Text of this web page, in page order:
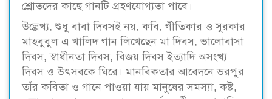
শ্রোতদের কাছে গানটি গ্রহণযোগ্যতা পাবে।
উল্লেখ্য, শুধু বাবা দিবসই নয়, কবি, গীতিকার ও সুরকার
মাহবুবুল এ খালিদ গান লিখেছেন মা দিবস, ভালোবাসা
দিবস, স্বাধীনতা দিবস, বিজয় দিবস ইত‌্যাদি অসংখ‌্য
দিবস ও উৎসবকে ঘিরে। মানবিকতার আবেদনে ভরপুর
তাঁর কবিতা ও গানে পাওয়া যায় মানুষের সমস্যা, কষ্ট,